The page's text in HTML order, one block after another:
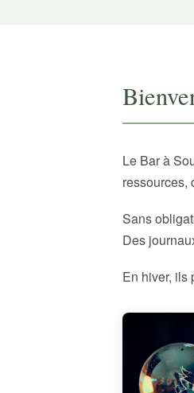
Le Bar à
ressources,
Sans
Des
En hiver, ils